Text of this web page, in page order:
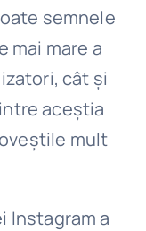
semnele
mai mare a
cât și
aceștia
mult
Instagram a